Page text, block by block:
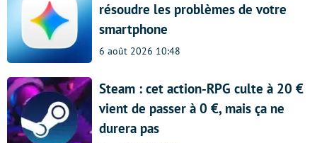
résoudre les problèmes de votre
smartphone
6 août 2026 10:48
Steam : cet action-RPG culte à 20 €
vient de passer à 0 €, mais ça ne
durera pas